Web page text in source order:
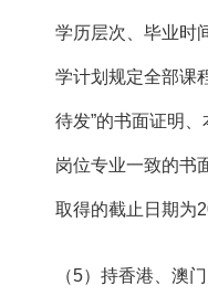
学历层次、毕业时
学计划规定全部课
待发”的书面证明
岗位专业一致的书
取得的截止日期为
（5）持香港、澳